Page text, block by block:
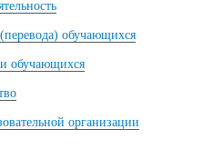
обучающихся
обучающихся
организации